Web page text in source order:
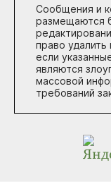
Сообщения и
размещаются
право удалить
если
являются
массовой
требований